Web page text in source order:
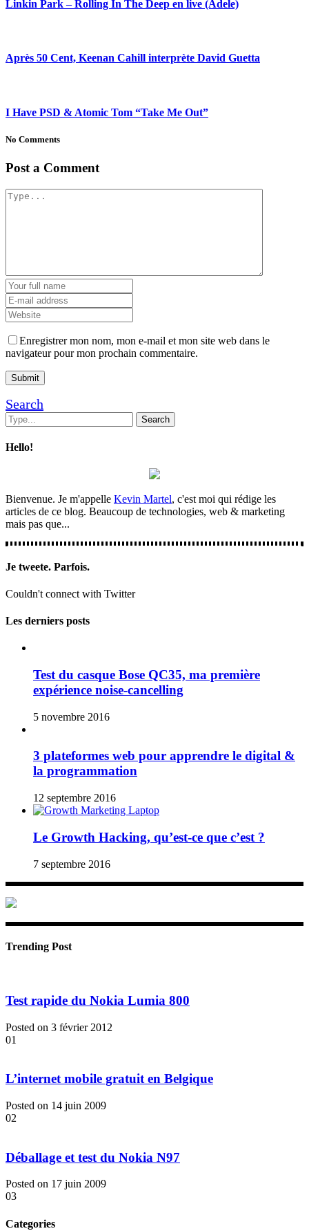
Linkin Park – Rolling In The Deep en live (Adele)
Après 50 Cent, Keenan Cahill interprète David Guetta
I Have PSD & Atomic Tom “Take Me Out”
No Comments
Post a Comment
Enregistrer mon nom, mon e-mail et mon site web dans le
navigateur pour mon prochain commentaire.
Search
Hello!
Bienvenue. Je m'appelle Kevin Martel, c'est moi qui rédige les
articles de ce blog. Beaucoup de technologies, web & marketing
mais pas que...
Je tweete. Parfois.
Couldn't connect with Twitter
Les derniers posts
Test du casque Bose QC35, ma première
expérience noise-cancelling
5 novembre 2016
3 plateformes web pour apprendre le digital &
la programmation
12 septembre 2016
Le Growth Hacking, qu’est-ce que c’est ?
7 septembre 2016
Trending Post
Test rapide du Nokia Lumia 800
Posted on 3 février 2012
01
L’internet mobile gratuit en Belgique
Posted on 14 juin 2009
02
Déballage et test du Nokia N97
Posted on 17 juin 2009
03
Categories